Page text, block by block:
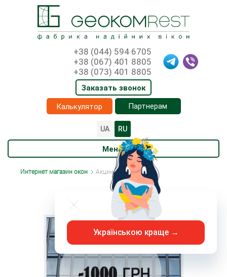
+38 (044) 594 6705
+38 (067) 401 8805
+38 (073) 401 8805
Заказать звонок
Калькулятор Партнерам
UA RU
Українською краще →
Меню
Интернет магазин окон Акции
АКЦИИ